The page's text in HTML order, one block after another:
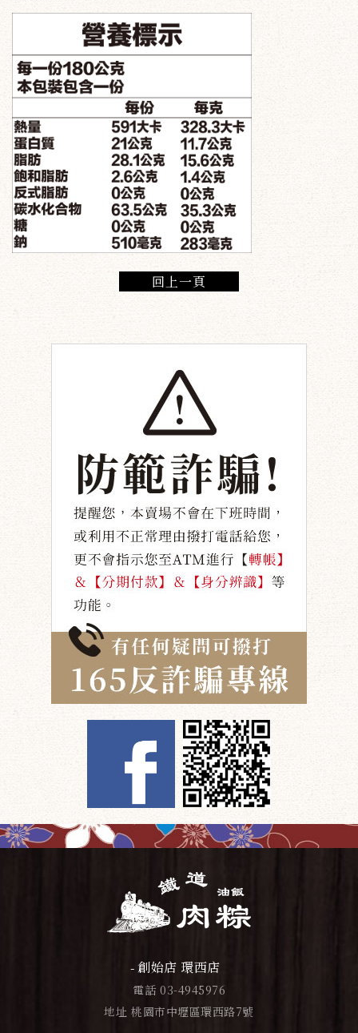
回上一頁
創始店 環西店
電話 03-4945976
地址 桃園市中壢區環西路7號